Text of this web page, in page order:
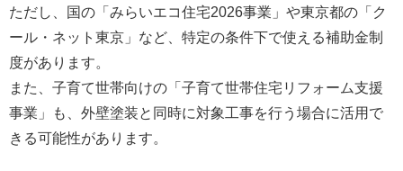
ただし、国の「みらいエコ住宅2026事業」や東京都の「ク
ール・ネット東京」など、特定の条件下で使える補助金制
度があります。
また、子育て世帯向けの「子育て世帯住宅リフォーム支援
事業」も、外壁塗装と同時に対象工事を行う場合に活用で
きる可能性があります。